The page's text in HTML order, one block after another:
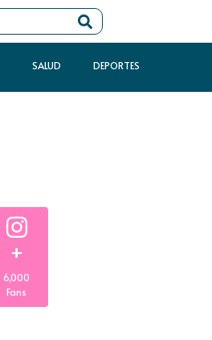
SALUD DEPORTES
+
6,000
Fans